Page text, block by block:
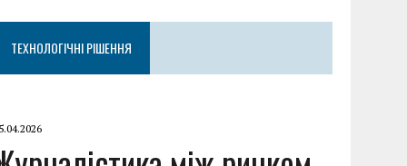
ТЕХНОЛОГІЧНІ РІШЕННЯ